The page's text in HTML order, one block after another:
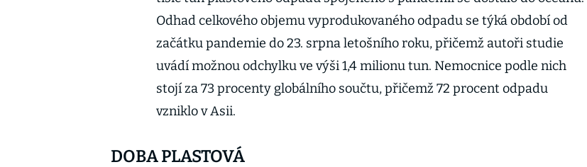
Odhad celkového objemu vyprodukovaného odpadu se týká období od
začátku pandemie do 23. srpna letošního roku, přičemž autoři studie
uvádí možnou odchylku ve výši 1,4 milionu tun. Nemocnice podle nich
stojí za 73 procenty globálního součtu, přičemž 72 procent odpadu
vzniklo v Asii.
DOBA PLASTOVÁ